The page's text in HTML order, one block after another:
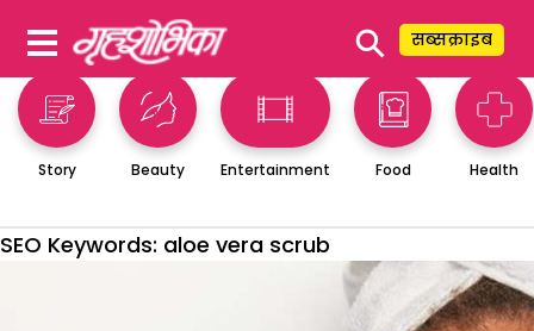
⚲ सब्सक्राइब
Story Beauty Entertainment Food Health
SEO Keywords: aloe vera scrub